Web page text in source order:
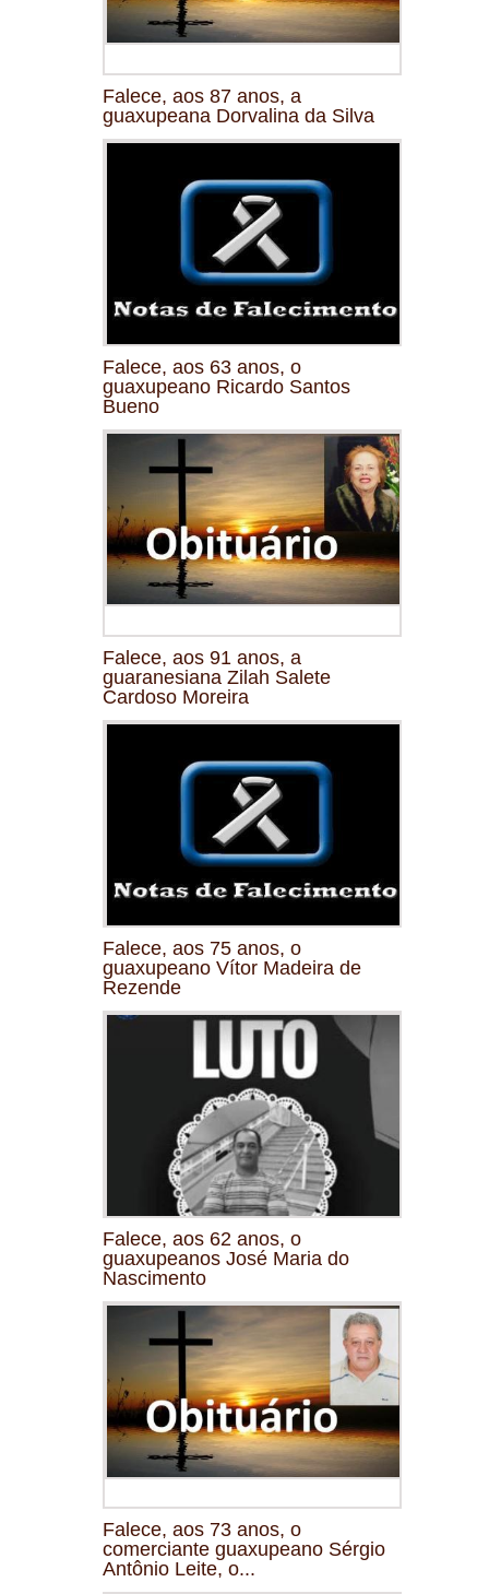
Falece, aos 87 anos, a
guaxupeana Dorvalina da Silva
Falece, aos 63 anos, o
guaxupeano Ricardo Santos
Bueno
Falece, aos 91 anos, a
guaranesiana Zilah Salete
Cardoso Moreira
Falece, aos 75 anos, o
guaxupeano Vítor Madeira de
Rezende
Falece, aos 62 anos, o
guaxupeanos José Maria do
Nascimento
Falece, aos 73 anos, o
comerciante guaxupeano Sérgio
Antônio Leite, o...